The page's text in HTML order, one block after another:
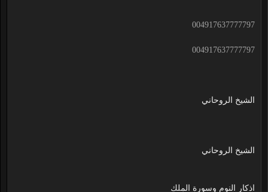
004917637777797
004917637777797
الشيخ الروحاني
الشيخ الروحاني
اذكار النوم وسورة الملك